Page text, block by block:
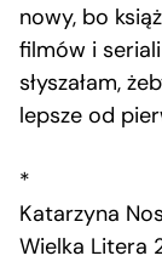
nowy, bo
filmów i
słyszałam,
lepsze od
*
Katarzyna
Wielka Litera